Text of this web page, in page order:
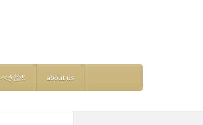
べき論!! about us